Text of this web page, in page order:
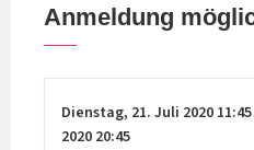
Anmeldung
Dienstag, 21. Juli 2020 11:45
2020 20:45